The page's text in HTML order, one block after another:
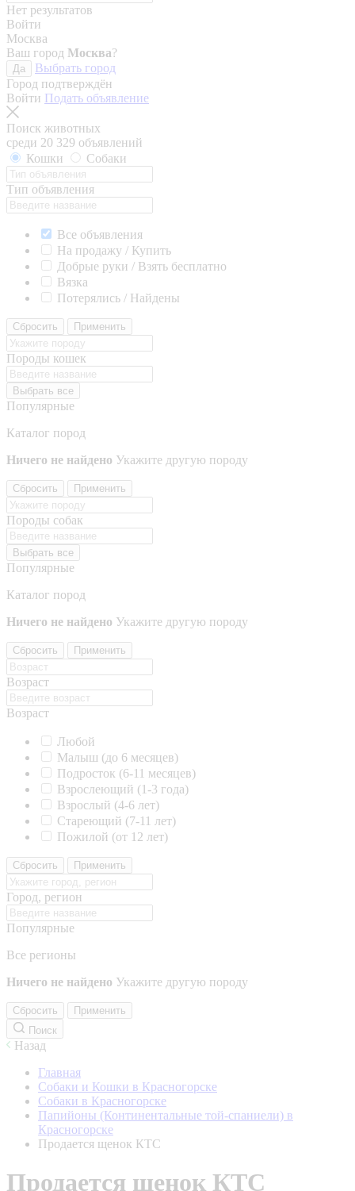
Нет результатов
Войти
Москва
Ваш город Москва?
Да
Выбрать город
Город подтверждён
Войти Подать объявление
Поиск животных
среди 20 329 объявлений
Кошки
Собаки
Тип объявления
Все объявления
На продажу / Купить
Добрые руки / Взять бесплатно
Вязка
Потерялись / Найдены
Сбросить Применить
Породы кошек
Выбрать все
Популярные
Каталог пород
Ничего не найдено Укажите другую породу
Сбросить Применить
Породы собак
Выбрать все
Популярные
Каталог пород
Ничего не найдено Укажите другую породу
Сбросить Применить
Возраст
Возраст
Любой
Малыш (до 6 месяцев)
Подросток (6-11 месяцев)
Взрослеющий (1-3 года)
Взрослый (4-6 лет)
Стареющий (7-11 лет)
Пожилой (от 12 лет)
Сбросить Применить
Город, регион
Популярные
Все регионы
Ничего не найдено Укажите другую породу
Сбросить
Применить
Поиск
Назад
Главная
Собаки и Кошки в Красногорске
Собаки в Красногорске
Папийоны (Континентальные той-спаниели) в
Красногорске
Продается щенок КТС
Продается щенок КТС